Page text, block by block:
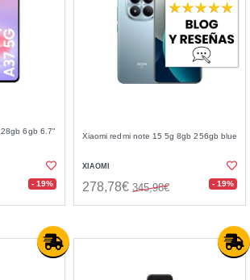
6gb 6.7"
- 19%
Xiaomi redmi note 15 5g 8gb 256gb blue
XIAOMI
278,78€ 345,98€ - 19%